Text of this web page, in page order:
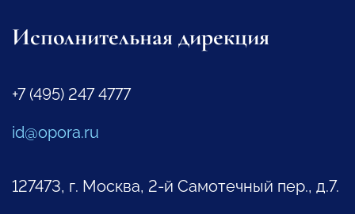
Исполнительная дирекция
+7 (495) 247 4777
id@opora.ru
127473, г. Москва, 2-й Самотечный пер., д.7.